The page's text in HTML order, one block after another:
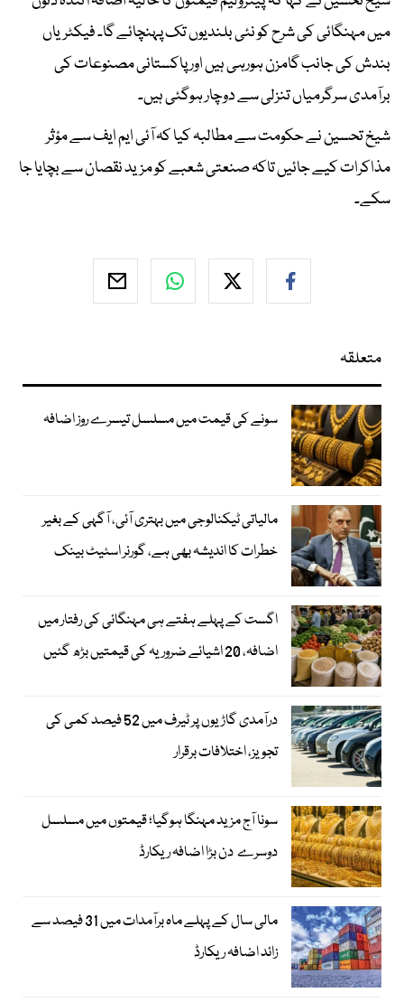
میں مہنگائی کی شرح کو نئی بلندیوں تک پہنچائے گا۔ فیکٹریاں
بندش کی جانب گامزن ہورہی ہیں اور پاکستانی مصنوعات کی
برآمدی سرگرمیاں تنزلی سے دوچار ہوگئی ہیں۔
شیخ تحسین نے حکومت سے مطالبہ کیا کہ آئی ایم ایف سے مؤثر
مذاکرات کیے جائیں تاکہ صنعتی شعبے کو مزید نقصان سے بچایا جا
سکے۔
متعلقہ
سونے کی قیمت میں مسلسل تیسرے روز اضافہ
مالیاتی ٹیکنالوجی میں بہتری آئی، آگہی کے بغیر
خطرات کا اندیشہ بھی ہے، گورنر اسٹیٹ بینک
اگست کے پہلے ہفتے ہی مہنگائی کی رفتار میں
اضافہ، 20 اشیائے ضروریہ کی قیمتیں بڑھ گئیں
درآمدی گاڑیوں پر ٹیرف میں 52 فیصد کمی کی
تجویز، اختلافات برقرار
سونا آج مزید مہنگا ہوگیا؛ قیمتوں میں مسلسل
دوسرے دن بڑا اضافہ ریکارڈ
مالی سال کے پہلے ماہ برآمدات میں 31 فیصد سے
زائد اضافہ ریکارڈ